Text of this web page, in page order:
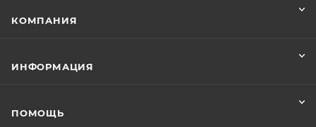
КОМПАНИЯ
ИНФОРМАЦИЯ
ПОМОЩЬ